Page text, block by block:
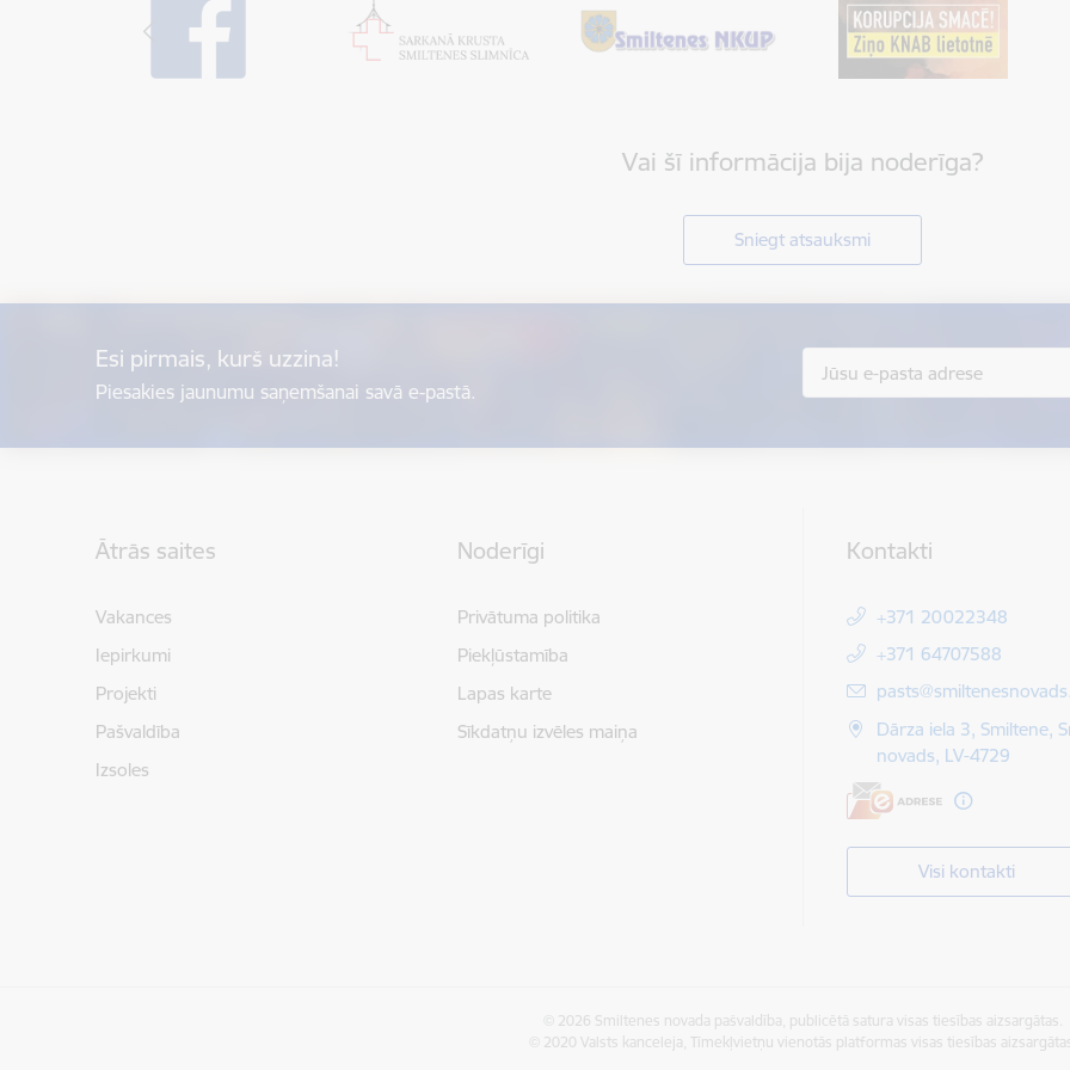
Vai šī informācija bija noderīga?
Sniegt atsauksmi
Esi pirmais, kurš uzzina!
Piesakies jaunumu saņemšanai savā e-pastā.
Ātrās saites
Vakances
Iepirkumi
Projekti
Pašvaldība
Izsoles
Noderīgi
Privātuma politika
Piekļūstamība
Lapas karte
Sīkdatņu izvēles maiņa
Kontakti
+371 20022348
+371 64707588
E-pasts:
Dārza iela 3, Smiltene,
novads, LV-4729
Visi kontakti
© 2026 Smiltenes novada pašvaldība, publicētā satura visas tiesības aizsargātas.
© 2020 Valsts kanceleja, Tīmekļvietņu vienotās platformas visas tiesības